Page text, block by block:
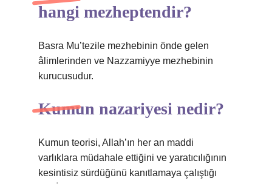
hangi mezheptendir?
Basra Mu’tezile mezhebinin önde gelen
âlimlerinden ve Nazzamiyye mezhebinin
kurucusudur.
Kumun nazariyesi nedir?
Kumun teorisi, Allah’ın her an maddi
varlıklara müdahale ettiğini ve yaratıcılığının
kesintisiz sürdüğünü kanıtlamaya çalıştığı